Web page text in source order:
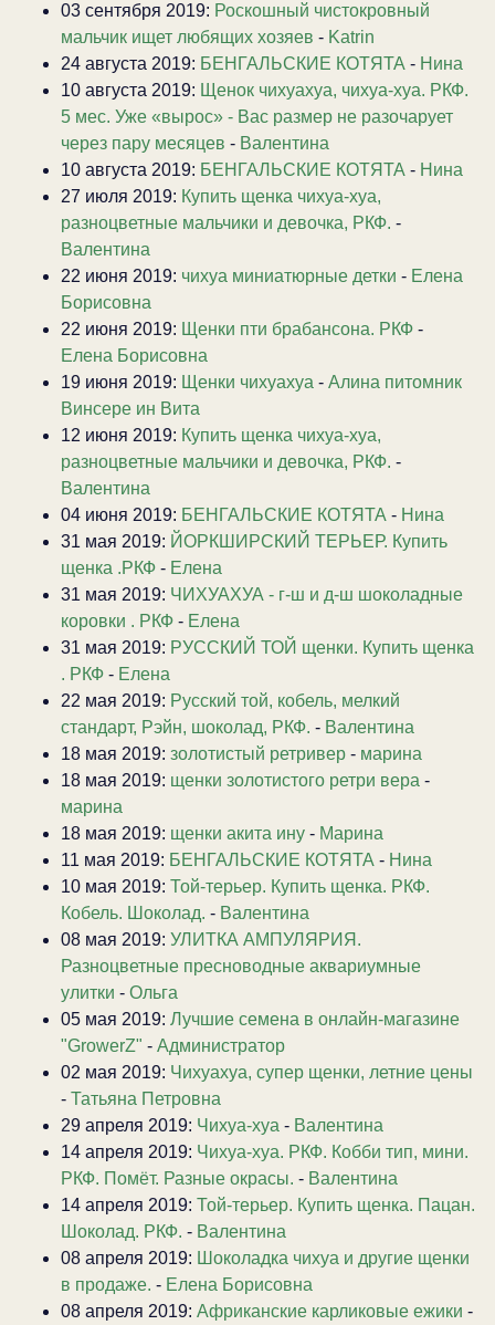
03 сентября 2019: Роскошный чистокровный
мальчик ищет любящих хозяев - Katrin
24 августа 2019: БЕНГАЛЬСКИЕ КОТЯТА - Нина
10 августа 2019: Щенок чихуахуа, чихуа-хуа. РКФ.
5 мес. Уже «вырос» - Вас размер не разочарует
через пару месяцев - Валентина
10 августа 2019: БЕНГАЛЬСКИЕ КОТЯТА - Нина
27 июля 2019: Купить щенка чихуа-хуа,
разноцветные мальчики и девочка, РКФ. -
Валентина
22 июня 2019: чихуа миниатюрные детки - Елена
Борисовна
22 июня 2019: Щенки пти брабансона. РКФ -
Елена Борисовна
19 июня 2019: Щенки чихуахуа - Алина питомник
Винсере ин Вита
12 июня 2019: Купить щенка чихуа-хуа,
разноцветные мальчики и девочка, РКФ. -
Валентина
04 июня 2019: БЕНГАЛЬСКИЕ КОТЯТА - Нина
31 мая 2019: ЙОРКШИРСКИЙ ТЕРЬЕР. Купить
щенка .РКФ - Елена
31 мая 2019: ЧИХУАХУА - г-ш и д-ш шоколадные
коровки . РКФ - Елена
31 мая 2019: РУССКИЙ ТОЙ щенки. Купить щенка
. РКФ - Елена
22 мая 2019: Русский той, кобель, мелкий
стандарт, Рэйн, шоколад, РКФ. - Валентина
18 мая 2019: золотистый ретривер - марина
18 мая 2019: щенки золотистого ретри вера -
марина
18 мая 2019: щенки акита ину - Марина
11 мая 2019: БЕНГАЛЬСКИЕ КОТЯТА - Нина
10 мая 2019: Той-терьер. Купить щенка. РКФ.
Кобель. Шоколад. - Валентина
08 мая 2019: УЛИТКА АМПУЛЯРИЯ.
Разноцветные пресноводные аквариумные
улитки - Ольга
05 мая 2019: Лучшие семена в онлайн-магазине
"GrowerZ" - Администратор
02 мая 2019: Чихуахуа, супер щенки, летние цены
- Татьяна Петровна
29 апреля 2019: Чихуа-хуа - Валентина
14 апреля 2019: Чихуа-хуа. РКФ. Кобби тип, мини.
РКФ. Помёт. Разные окрасы. - Валентина
14 апреля 2019: Той-терьер. Купить щенка. Пацан.
Шоколад. РКФ. - Валентина
08 апреля 2019: Шоколадка чихуа и другие щенки
в продаже. - Елена Борисовна
08 апреля 2019: Африканские карликовые ежики -